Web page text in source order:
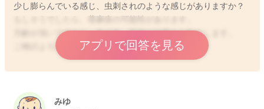
少し膨らんでいる感じ、虫刺されのような感じがありますか？
月齢が浅いですから、念の為、医師の診察をお勧めします。
ご検討よろしくお願いします。アプリで回答を見る
みゆ